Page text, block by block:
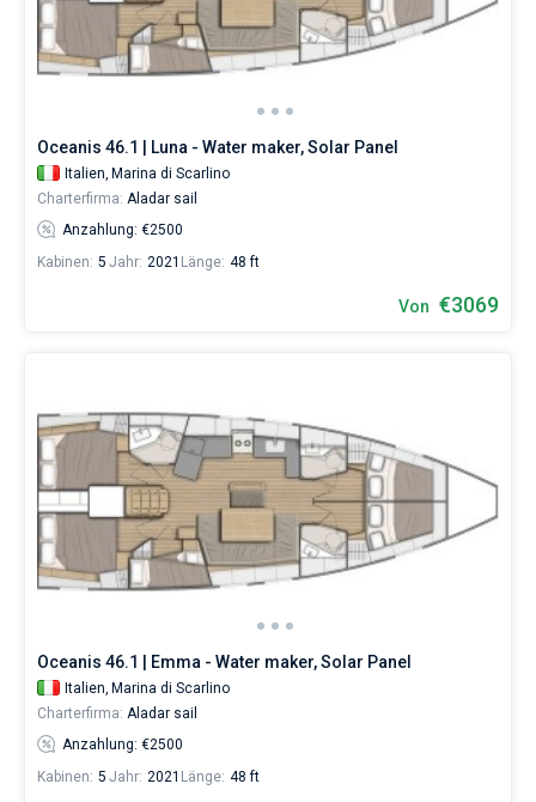
Oceanis 46.1 | Luna - Water maker, Solar Panel
Italien, Marina di Scarlino
Charterfirma: Aladar sail
Anzahlung: €2500
Kabinen: 5 Jahr: 2021 Länge: 48 ft
Von €3069
Oceanis 46.1 | Emma - Water maker, Solar Panel
Italien, Marina di Scarlino
Charterfirma: Aladar sail
Anzahlung: €2500
Kabinen: 5 Jahr: 2021 Länge: 48 ft